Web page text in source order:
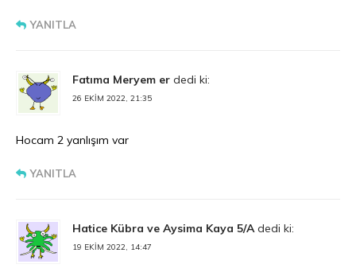
YANITLA
Fatıma Meryem er dedi ki:
26 EKIM 2022, 21:35
Hocam 2 yanlışım var
YANITLA
Hatice Kübra ve Aysima Kaya 5/A dedi ki:
19 EKIM 2022, 14:47